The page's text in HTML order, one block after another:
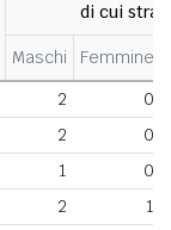
di cui
Maschi Femmine
2
0
2
0
1
0
2
1